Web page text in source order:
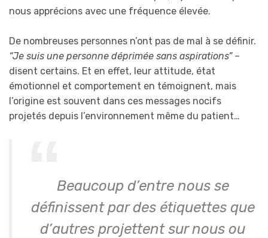
nous apprécions avec une fréquence élevée.
De nombreuses personnes n’ont pas de mal à se définir.
“Je suis une personne déprimée sans aspirations” –
disent certains. Et en effet, leur attitude, état
émotionnel et comportement en témoignent, mais
l’origine est souvent dans ces messages nocifs
projetés depuis l’environnement même du patient…
Beaucoup d’entre nous se
définissent par des étiquettes que
d’autres projettent sur nous ou